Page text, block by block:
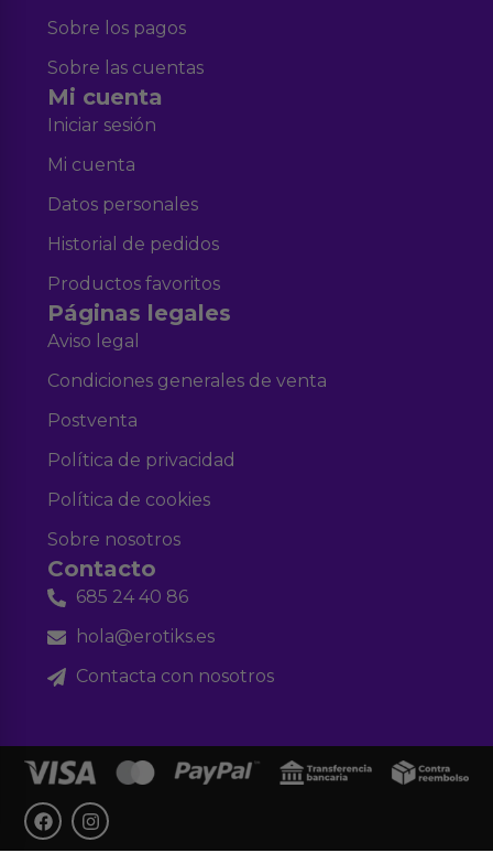
Sobre los pagos
Sobre las cuentas
Mi cuenta
Iniciar sesión
Mi cuenta
Datos personales
Historial de pedidos
Productos favoritos
Páginas legales
Aviso legal
Condiciones generales de venta
Postventa
Política de privacidad
Política de cookies
Sobre nosotros
Contacto
685 24 40 86
hola@erotiks.es
Contacta con nosotros
F
a
c
I
n
s